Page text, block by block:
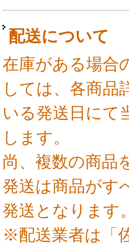
配送について
在庫がある場合
しては、各商品
いる発送日にて
します。
尚、複数の商品
発送は商品がす
発送となります
※配送業者は「